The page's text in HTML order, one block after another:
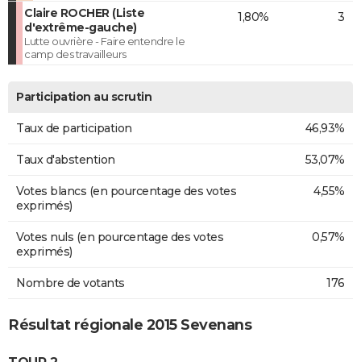
Claire ROCHER (Liste
d'extrême-gauche)
Lutte ouvrière - Faire entendre le
camp des travailleurs
1,80% 3
Participation au scrutin
Taux de participation 46,93%
Taux d'abstention 53,07%
Votes blancs (en pourcentage des votes
exprimés)
4,55%
Votes nuls (en pourcentage des votes
exprimés)
0,57%
Nombre de votants 176
Résultat régionale 2015 Sevenans